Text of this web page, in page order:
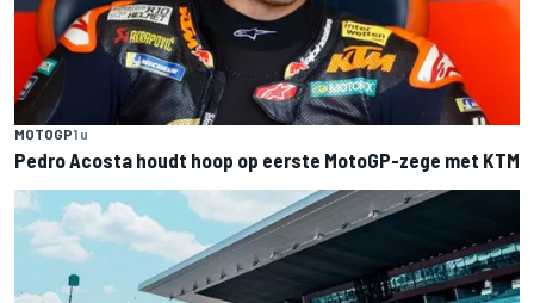
MOTOGP1 u
Pedro Acosta houdt hoop op eerste MotoGP-zege met KTM